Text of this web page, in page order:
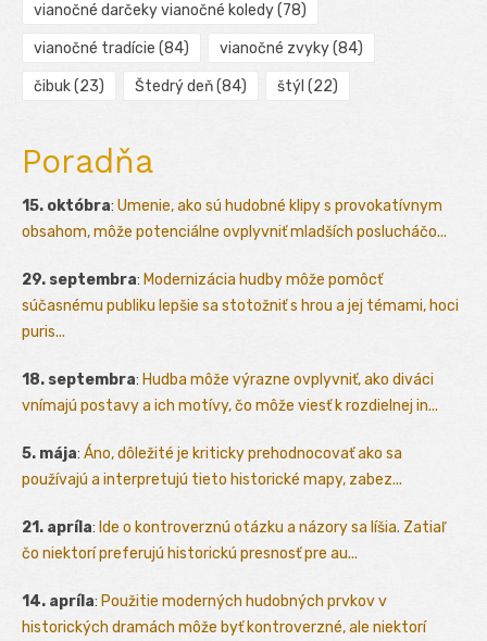
vianočné darčeky vianočné koledy(78)
vianočné tradície (84) vianočné zvyky(84)
čibuk(23) Štedrý deň(84) štýl (22)
Poradňa
15. októbra: Umenie, ako sú hudobné klipy s provokatívnym
obsahom, môže potenciálne ovplyvniť mladších poslucháčo...
29. septembra: Modernizácia hudby môže pomôcť
súčasnému publiku lepšie sa stotožniť s hrou a jej témami, hoci
puris...
18. septembra: Hudba môže výrazne ovplyvniť, ako diváci
vnímajú postavy a ich motívy, čo môže viesť k rozdielnej in...
5. mája: Áno, dôležité je kriticky prehodnocovať ako sa
používajú a interpretujú tieto historické mapy, zabez...
21. apríla: Ide o kontroverznú otázku a názory sa líšia. Zatiaľ
čo niektorí preferujú historickú presnosť pre au...
14. apríla: Použitie moderných hudobných prvkov v
historických dramách môže byť kontroverzné, ale niektorí